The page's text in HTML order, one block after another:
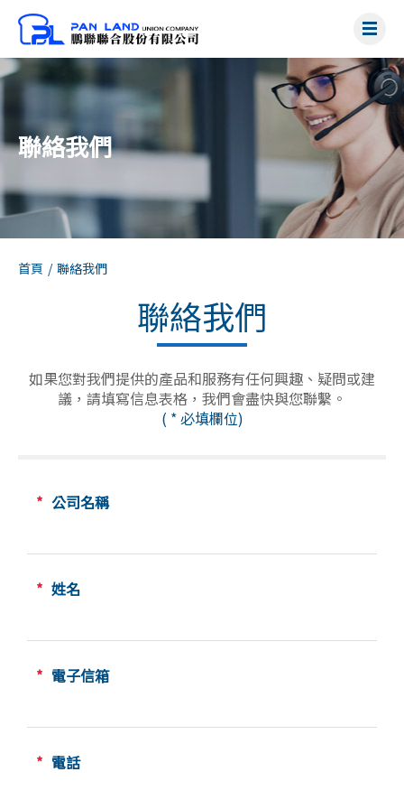
聯絡我們
首頁 / 聯絡我們
聯絡我們
如果您對我們提供的產品和服務有任何興趣、疑問或建
議，請填寫信息表格，我們會盡快與您聯繫。
( *必填欄位)
公司名稱
*
姓名
*
電子信箱
*
電話
*